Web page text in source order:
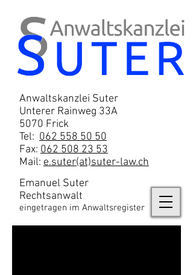
Emanuel Suter
Rechtsanwalt
eingetragen im Anwaltsregister
Tel: 062 558 50 50
​Fax: 062 508 23 53
Mail: e.suter(at)suter-law.ch
Anwaltskanzlei Suter
Unterer Rainweg 33A
5070 Frick